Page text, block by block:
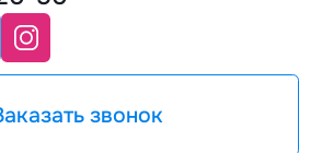
звонок